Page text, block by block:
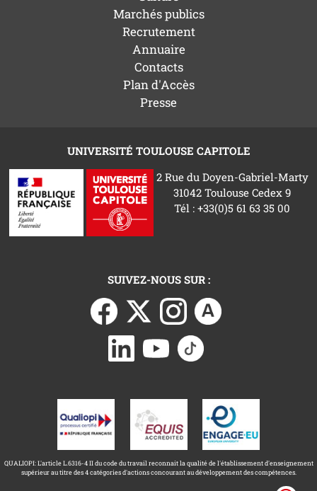
Marchés publics
Recrutement
Annuaire
Contacts
Plan d'Accès
Presse
UNIVERSITÉ TOULOUSE CAPITOLE
2 Rue du Doyen-Gabriel-Marty
31042 Toulouse Cedex 9
Tél : +33(0)5 61 63 35 00
SUIVEZ-NOUS SUR :
QUALIOPI: L'article L.6316-4 II du code du travail reconnait la qualité de l'établissement d'enseignement
supérieur au titre des 4 catégories d'actions concourant au développement des compétences.